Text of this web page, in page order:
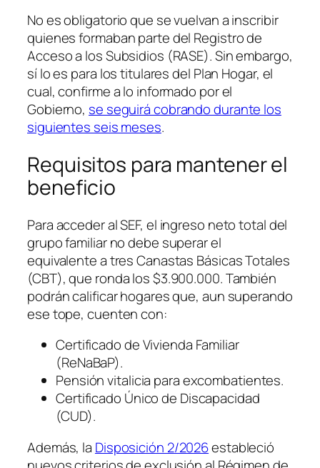
No es obligatorio que se vuelvan a inscribir
quienes formaban parte del Registro de
Acceso a los Subsidios (RASE). Sin embargo,
sí lo es para los titulares del Plan Hogar, el
cual, confirme a lo informado por el
Gobierno, se seguirá cobrando durante los
siguientes seis meses.
Requisitos para mantener el
beneficio
Para acceder al SEF, el ingreso neto total del
grupo familiar no debe superar el
equivalente a tres Canastas Básicas Totales
(CBT), que ronda los $3.900.000. También
podrán calificar hogares que, aun superando
ese tope, cuenten con:
Certificado de Vivienda Familiar
(ReNaBaP).
Pensión vitalicia para excombatientes.
Certificado Único de Discapacidad
(CUD).
Además, la Disposición 2/2026estableció